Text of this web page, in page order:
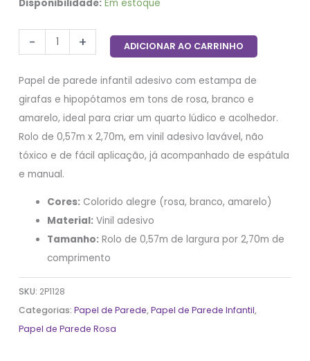
Disponibilidade: Em estoque
- + ADICIONAR AO CARRINHO
Papel de parede infantil adesivo com estampa de
girafas e hipopótamos em tons de rosa, branco e
amarelo, ideal para criar um quarto lúdico e acolhedor.
Rolo de 0,57m x 2,70m, em vinil adesivo lavável, não
tóxico e de fácil aplicação, já acompanhado de espátula
e manual.
Cores: Colorido alegre (rosa, branco, amarelo)
Material: Vinil adesivo
Tamanho: Rolo de 0,57m de largura por 2,70m de
comprimento
SKU: 2P1128
Categorias:Papel de Parede,Papel de Parede Infantil,
Papel de Parede Rosa